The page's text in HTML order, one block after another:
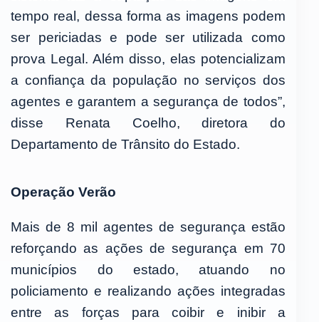
tempo real, dessa forma as imagens podem
ser periciadas e pode ser utilizada como
prova Legal. Além disso, elas potencializam
a confiança da população no serviços dos
agentes e garantem a segurança de todos”,
disse Renata Coelho, diretora do
Departamento de Trânsito do Estado.
Operação Verão
Mais de 8 mil agentes de segurança estão
reforçando as ações de segurança em 70
municípios do estado, atuando no
policiamento e realizando ações integradas
entre as forças para coibir e inibir a